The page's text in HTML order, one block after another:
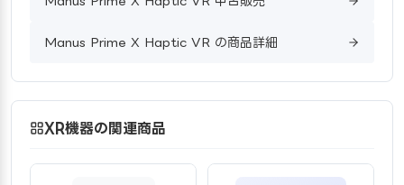
Manus Prime X Haptic VR の商品詳細
XR機器の関連商品